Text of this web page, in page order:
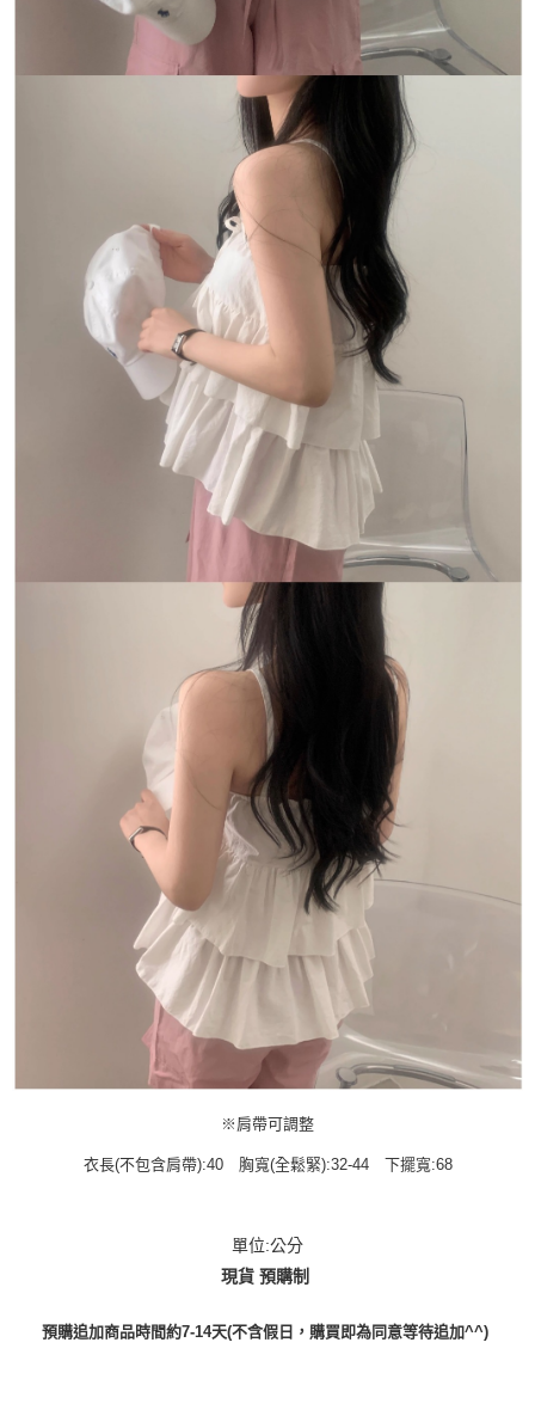
※肩帶可調整
衣長(不包含肩帶):40 胸寬(全鬆緊):32-44 下擺寬:68
單位:公分
現貨 預購制
預購追加商品時間約7-14天(不含假日，購買即為同意等待追加^^)